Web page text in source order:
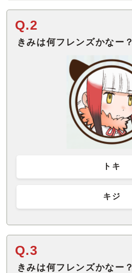
Q.2
きみは何フレンズかなー？
トキ
キジ
Q.3
きみは何フレンズかなー？